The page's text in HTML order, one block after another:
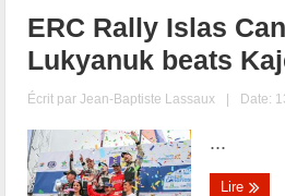
ERC Rally Islas
Lukyanuk beats
Écrit parJean-Baptiste Lassaux | Date:
...
Lire